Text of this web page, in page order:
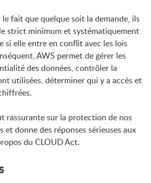
fait que quelque soit la demande, ils
strict minimum et systématiquement
si elle entre en conflit avec les lois
AWS permet de gérer les
des données, contrôler la
utilisées, déterminer qui y a accès et
rassurante sur la protection de nos
et donne des réponses sérieuses aux
du CLOUD Act.